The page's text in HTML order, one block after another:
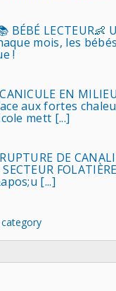
BÉBÉ LECTEUR👶
mois, les
!
EN MILIEU
aux fortes
mett [...]
DE
[...]